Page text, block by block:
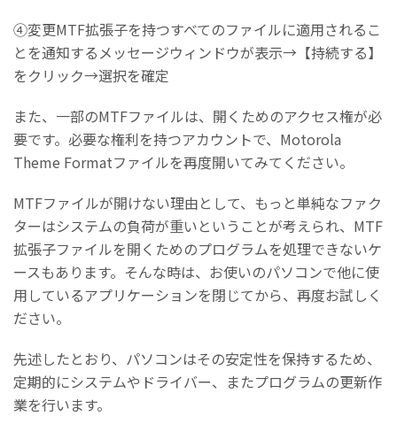
④変更MTF拡張子を持つすべてのファイルに適用されるこ
とを通知するメッセージウィンドウが表示→【持続する】
をクリック→選択を確定
また、一部のMTFファイルは、開くためのアクセス権が必
要です。必要な権利を持つアカウントで、Motorola
Theme Formatファイルを再度開いてみてください。
MTFファイルが開けない理由として、もっと単純なファク
ターはシステムの負荷が重いということが考えられ、MTF
拡張子ファイルを開くためのプログラムを処理できないケ
ースもあります。そんな時は、お使いのパソコンで他に使
用しているアプリケーションを閉じてから、再度お試しく
ださい。
先述したとおり、パソコンはその安定性を保持するため、
定期的にシステムやドライバー、またプログラムの更新作
業を行います。